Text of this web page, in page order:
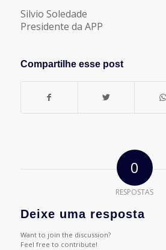
Silvio Soledade
Presidente da APP
Compartilhe esse post
0
RESPOSTAS
Deixe uma resposta
Want to join the discussion?
Feel free to contribute!